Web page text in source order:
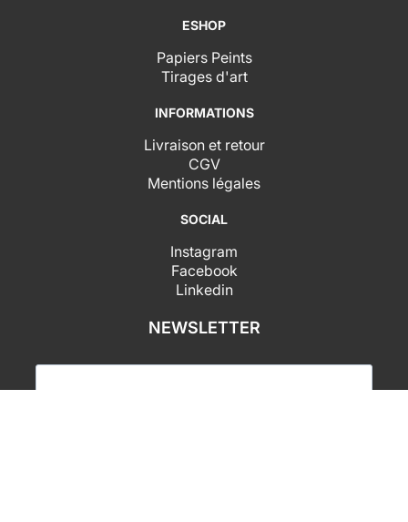
ESHOP
Papiers Peints
Tirages d'art
INFORMATIONS
Livraison et retour
CGV
Mentions légales
SOCIAL
Instagram
Facebook
Linkedin
NEWSLETTER